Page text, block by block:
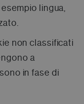
lingua,
non classificati
a
in fase di